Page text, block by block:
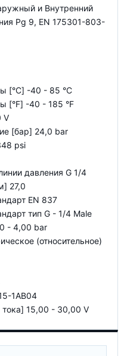
и Внутренний
Pg 9, EN 175301-803-
[°C] -40 - 85 °C
[°F] -40 - 185 °F
V
[бар] 24,0 bar
psi
давления G 1/4
27,0
EN 837
тип G - 1/4 Male
- 4,00 bar
(относительное)
1AB04
тока] 15,00 - 30,00 V